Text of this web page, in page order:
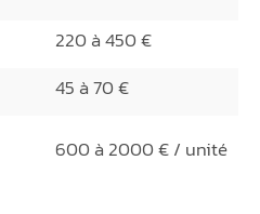
220 à 450 €
45 à 70 €
600 à 2000 € / unité